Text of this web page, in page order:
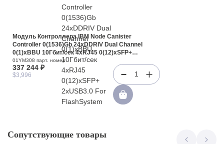
Модуль Контроллера IBM Node Canister
Controller 0(1536)Gb 24xDDRIV Dual Channel
0(1)xBBU 10Гбит/сек 4xRJ45 0(12)xSFP+
2xUSB3.0 For FlashSystem 9110 V7000 G3 2076-
724(01YM308)
01YM308 парт. номер
337 244 ₽
$3,996 1
Сопутствующие товары